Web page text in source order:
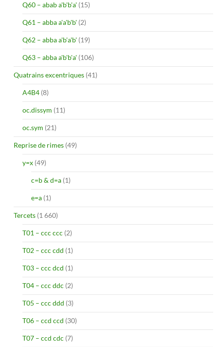
Q60 – abab a'b'b'a' (15)
Q61 – abba a'a'b'b' (2)
Q62 – abba a'b'a'b' (19)
Q63 – abba a'b'b'a' (106)
Quatrains excentriques (41)
A4B4 (8)
oc.dissym (11)
oc.sym (21)
Reprise de rimes (49)
y=x (49)
c=b & d=a (1)
e=a (1)
Tercets (1 660)
T01 – ccc ccc (2)
T02 – ccc cdd (1)
T03 – ccc dcd (1)
T04 – ccc ddc (2)
T05 – ccc ddd (3)
T06 – ccd ccd (30)
T07 – ccd cdc (7)